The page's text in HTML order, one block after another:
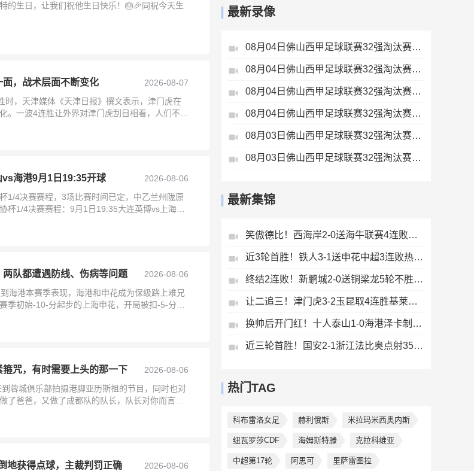
的生日，让我们祝他生日快乐！🎂🎉同祝今天生
，战术层面不断变化
2026-08-07
，天津媒体《天津日报》撰文表示，津门虎在
。一波4连胜让外界对津门虎刮目相看，人们不得
海港9月1日19:35开球
2026-08-06
1/4决赛赛程，3场比赛时间已定，中乙兰州陇原
杯1/4决赛赛程：9月1日19:35大连英博vs上海申
队都遭遇防线、伤病等问题
2026-08-06
海港本赛季表现，海港和申花成为保级路上难兄
季初始-10-分起步的上海申花，开局被扣-5-分的
咒，有时需要上头的那一下
2026-08-06
蓉城俱乐部拍摄港脚亚历斯祖的节目，同时也对
了爸爸，又做了成都队的队长，队长对你而言意
地获得点球，主裁判罚正确
2026-08-06
最新录像
08月04日佛山西甲足球联赛32强淘汰赛广东西南建设VS香港圣徒全场录像
08月04日佛山西甲足球联赛32强淘汰赛藝品高國際VS湛江狂狼·粵辉能源全场录像
08月04日佛山西甲足球联赛32强淘汰赛贪玩游戏VS美的薪火全场录像
08月04日佛山西甲足球联赛32强淘汰赛肇庆恒骏成VS三七互娱全场录像
08月03日佛山西甲足球联赛32强淘汰赛广东客家青年VS广州英华思力U17全场录像
08月03日佛山西甲足球联赛32强淘汰赛广州求信VS顺德新青年全场录像
最新集锦
笑傲德比！西海岸2-0送海牛联赛4连败海牛仍垫底西海岸升至第二
近3轮首胜！铁人3-1送申花中超3连败热菲尼奥双响邦本宜裕传射
终结2连败！新鹏城2-0送铜梁龙5轮不胜37岁姜至鹏破门韦斯利建功
让二追三！津门虎3-2玉昆取4连胜基莱斯读秒绝杀萨尔瓦多破门
换帅后开门红！十人泰山1-0海港泽卡制胜于金永扑点海港三球被吹
近三轮首胜！国安2-1浙江法比奥点射35岁张稀哲制胜王钰栋送助攻
热门TAG
科布雷洛女足 赫利俄斯 米拉玛米西奥内斯
纽瓦罗莎CDF 海姆斯特滕 克拉科维亚
中超第17轮 阿思可 里萨雷图拉